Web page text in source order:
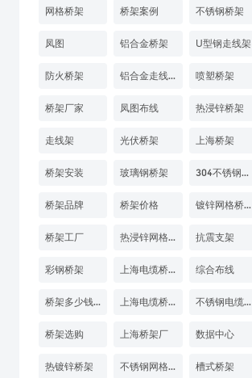
网格桥架 桥架案例 不锈钢桥架
凤图 铝合金桥架 U型钢走线架
防火桥架 铝合金走线架 喷塑桥架
桥架厂家 凤图布线 热浸锌桥架
走线架 光伏桥架 上海桥架
桥架安装 玻璃钢桥架 304不锈钢桥架
桥架品牌 桥架价格 镀锌网格桥架
桥架工厂 热浸锌网格桥架 抗震支架
彩钢桥架 上海电缆桥架 综合布线
桥架多少钱一米 上海电缆桥架厂家 不锈钢电缆桥架
桥架选购 上海桥架厂 数据中心
热镀锌桥架 不锈钢网格桥架 槽式桥架